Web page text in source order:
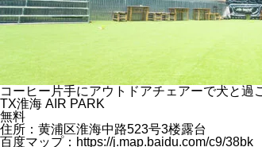
コーヒー片手にアウトドアチェアーで犬と過
TX淮海 AIR PARK
無料
住所：黄浦区淮海中路523号3楼露台
百度マップ： https://j.map.baidu.com/c9/38bk